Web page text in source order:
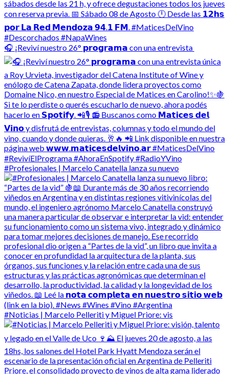
🎧 ¡Reviví nuestro 26° 𝗽𝗿𝗼𝗴𝗿𝗮𝗺𝗮 con una entrevista
#Profesionales | Marcelo Canatella lanza su nuevo
#Noticias | Marcelo Pelleriti y Miguel Priore: vis